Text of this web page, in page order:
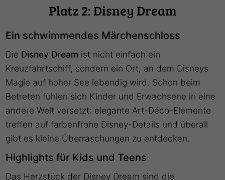
Platz 2: Disney Dream
Ein schwimmendes Märchenschloss
Die Disney Dream ist nicht einfach ein
Kreuzfahrtschiff, sondern ein Ort, an dem Disneys
Magie auf hoher See lebendig wird. Schon beim
Betreten fühlen sich Kinder und Erwachsene in eine
andere Welt versetzt: elegante Art-Déco-Elemente
treffen auf farbenfrohe Disney-Details und überall
gibt es kleine Überraschungen zu entdecken.
Highlights für Kids und Teens
Das Herzstück der Disney Dream sind die